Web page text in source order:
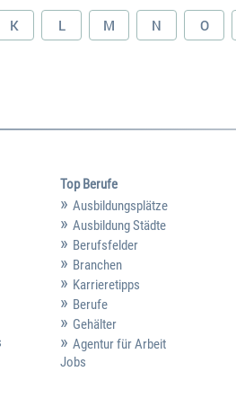
K L M N O
Top Berufe
Ausbildungsplätze
Ausbildung Städte
Berufsfelder
Branchen
Karrieretipps
Berufe
Gehälter
Agentur für Arbeit
Jobs